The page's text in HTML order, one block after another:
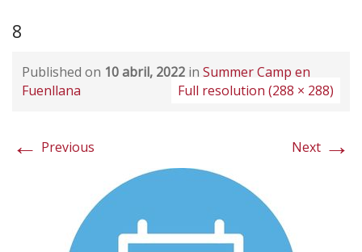
8
Published on 10 abril, 2022 in Summer Camp en
Fuenllana
Full resolution (288 × 288)
← Previous Next →